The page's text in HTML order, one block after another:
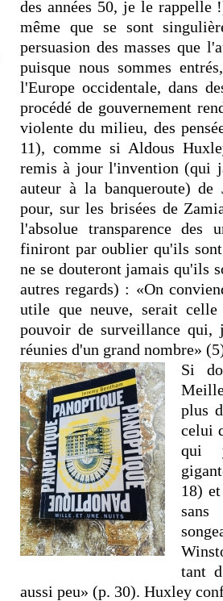
des années 50, je le
même que se sont
persuasion des masses que
puisque nous sommes
l'Europe occidentale, dans
procédé de gouvernement
violente du milieu, des
11), comme si Aldous
remis à jour l'invention (qui
auteur à la banqueroute)
pour, sur les brisées de
l'absolue transparence des
finiront par oublier qu'ils
ne se douteront jamais qu'ils
autres regards) : «On
utile que neuve, serait
pouvoir de surveillance qui,
réunies d'un grand nombre»
Si
plus
celui
qui
18)
tant
aussi peu» (p. 30). Huxley